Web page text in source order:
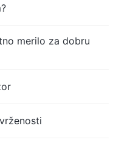
merilo za dobru